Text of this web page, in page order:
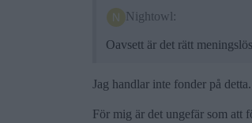
Nightowl:
Oavsett är det rätt
Jag handlar inte fonder på detta.
För mig är det ungefär som att